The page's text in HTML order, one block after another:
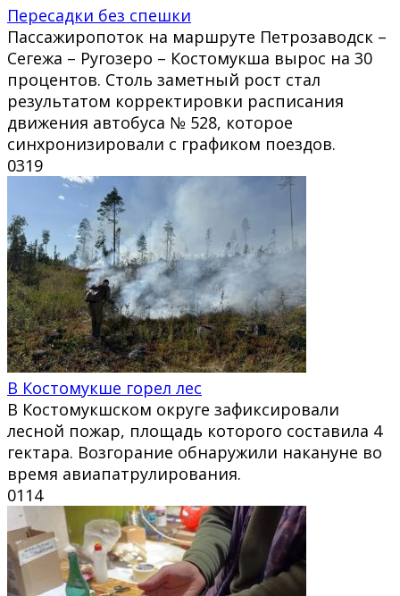
Пересадки без спешки
Пассажиропоток на маршруте Петрозаводск –
Сегежа – Ругозеро – Костомукша вырос на 30
процентов. Столь заметный рост стал
результатом корректировки расписания
движения автобуса № 528, которое
синхронизировали с графиком поездов.
0319
В Костомукше горел лес
В Костомукшском округе зафиксировали
лесной пожар, площадь которого составила 4
гектара. Возгорание обнаружили накануне во
время авиапатрулирования.
0114